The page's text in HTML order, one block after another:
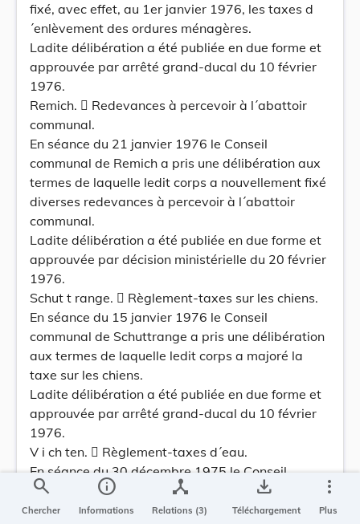
fixé, avec effet, au 1er janvier 1976, les taxes d
´enlèvement des ordures ménagères.
Ladite délibération a été publiée en due forme et
approuvée par arrêté grand-ducal du 10 février
1976.
Remich.  Redevances à percevoir à l´abattoir
communal.
En séance du 21 janvier 1976 le Conseil
communal de Remich a pris une délibération aux
termes de laquelle ledit corps a nouvellement fixé
diverses redevances à percevoir à l´abattoir
communal.
Ladite délibération a été publiée en due forme et
approuvée par décision ministérielle du 20 février
1976.
Schut t range.  Règlement-taxes sur les chiens.
En séance du 15 janvier 1976 le Conseil
communal de Schuttrange a pris une délibération
aux termes de laquelle ledit corps a majoré la
taxe sur les chiens.
Ladite délibération a été publiée en due forme et
approuvée par arrêté grand-ducal du 10 février
1976.
V i ch ten.  Règlement-taxes d´eau.
En séance du 30 décembre 1975 le Conseil
communal de Vichten a pris une délibération aux
termes de laquelle ledit corps a modifié son
search
Chercher
info
Informations
device_hub
Relations (3)
save_alt
Téléchargement
more_vert
Plus